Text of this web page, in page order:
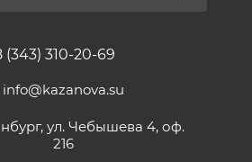
(343) 310-20-69
info@kazanova.su
ул. Чебышева 4, оф.
216